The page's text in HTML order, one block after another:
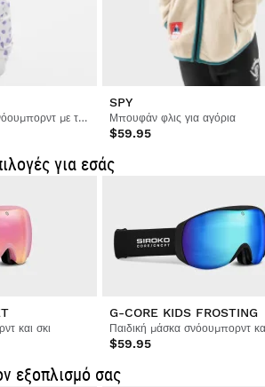
χρημάτων σας με την
Από $9.95
Κοινοποίηση 3 χρόνια πριν
Ναι Αναφορά Κοινοποίηση
Ναι Κοινοποίηση 3 χρόνια πριν
Κοριτσίστικο παντελόνι σνόουμπορντ με τιράντες
SPY
Μπουφάν φλις για αγόρια
$59.95
για εσάς
και σκι
G-CORE KIDS FROSTING
Παιδική μάσκα σνόουμπορντ
$59.95
εξοπλισμό σας